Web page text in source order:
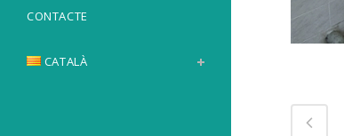
CONTACTE
CATALÀ